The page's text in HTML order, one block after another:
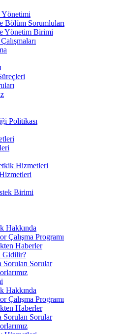
Bölüm Sorumluları
Yönetim Birimi
Politikası
Hizmetleri
Birimi
Hakkında
Çalışma Programı
Haberler
Gidilir?
Sorulan Sorular
Hakkında
Çalışma Programı
Haberler
Sorulan Sorular